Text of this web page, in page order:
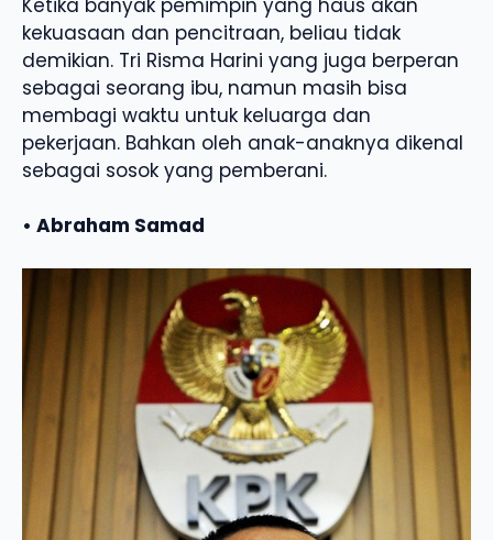
kekuasaan dan pencitraan, beliau tidak
demikian. Tri Risma Harini yang juga berperan
sebagai seorang ibu, namun masih bisa
membagi waktu untuk keluarga dan
pekerjaan. Bahkan oleh anak-anaknya dikenal
sebagai sosok yang pemberani.
• Abraham Samad